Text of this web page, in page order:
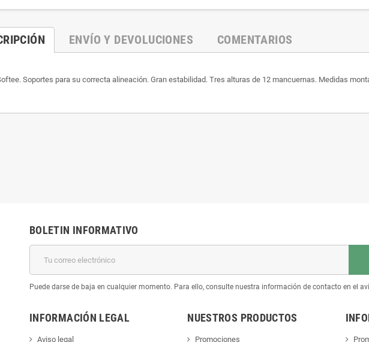
ENVÍO Y DEVOLUCIONES COMENTARIOS
Soportes para su correcta alineación. Gran estabilidad. Tres alturas de 12 mancuernas. Medidas
BOLETIN INFORMATIVO
Puede darse de baja en cualquier momento. Para ello, consulte nuestra información de contacto en el
INFORMACIÓN LEGAL
Aviso legal
NUESTROS PRODUCTOS
Promociones